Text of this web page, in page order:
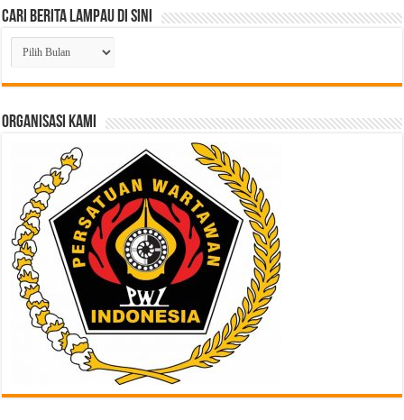
Cari Berita Lampau di Sini
Cari
Berita
Lampau
di
ORGANISASI KAMI